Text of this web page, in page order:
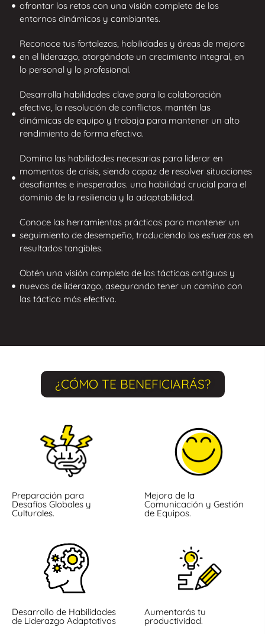
afrontar los retos con una visión completa de los
entornos dinámicos y cambiantes.
Reconoce tus fortalezas, habilidades y áreas de mejora
en el liderazgo, otorgándote un crecimiento integral, en
lo personal y lo profesional.
Desarrolla habilidades clave para la colaboración
efectiva, la resolución de conflictos. mantén las
dinámicas de equipo y trabaja para mantener un alto
rendimiento de forma efectiva.
Domina las habilidades necesarias para liderar en
momentos de crisis, siendo capaz de resolver situaciones
desafiantes e inesperadas. una habilidad crucial para el
dominio de la resiliencia y la adaptabilidad.
Conoce las herramientas prácticas para mantener un
seguimiento de desempeño, traduciendo los esfuerzos en
resultados tangibles.
Obtén una visión completa de las tácticas antiguas y
nuevas de liderazgo, asegurando tener un camino con
las táctica más efectiva.
¿CÓMO TE BENEFICIARÁS?
Preparación para
Desafíos Globales y
Culturales.
Mejora de la
Comunicación y Gestión
de Equipos.
Desarrollo de Habilidades
de Liderazgo Adaptativas
Aumentarás tu
productividad.